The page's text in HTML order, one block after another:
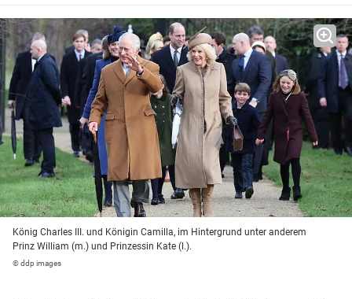
König Charles III. und Königin Camilla, im Hintergrund unter anderem
Prinz William (m.) und Prinzessin Kate (l.).
© ddp images